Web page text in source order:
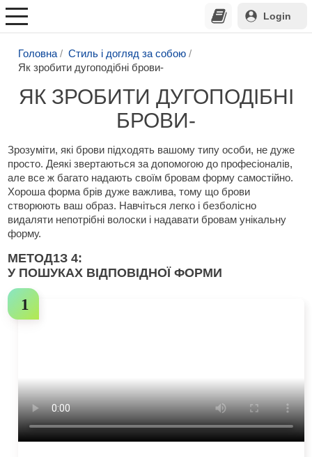
Login
Головна
Стиль і догляд за собою
Як зробити дугоподібні брови-
ЯК ЗРОБИТИ ДУГОПОДІБНІ
БРОВИ-
Зрозуміти, які брови підходять вашому типу особи, не дуже
просто. Деякі звертаються за допомогою до професіоналів,
але все ж багато надають своїм бровам форму самостійно.
Хороша форма брів дуже важлива, тому що брови
створюють ваш образ. Навчіться легко і безболісно
видаляти непотрібні волоски і надавати бровам унікальну
форму.
МЕТОД1З 4:
У ПОШУКАХ ВІДПОВІДНОЇ ФОРМИ